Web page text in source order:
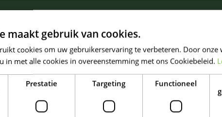
143
41 10 08
Tuin
maakt gebruik van cookies.
cookies om uw gebruikerservaring te verbeteren. Door onze
in met alle cookies in overeenstemming met ons Cookiebeleid.
Prestatie Targeting Functioneel